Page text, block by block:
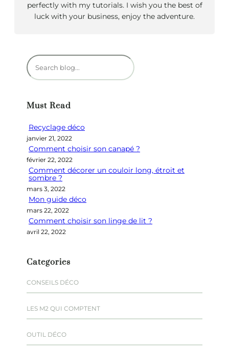
perfectly with my tutorials. I wish you the best of
luck with your business, enjoy the adventure.
R
e
e
c
h
e
Must Read
Recyclage déco
janvier 21, 2022
Comment choisir son canapé ?
février 22, 2022
Comment décorer un couloir long, étroit et
sombre ?
mars 3, 2022
Mon guide déco
mars 22, 2022
Comment choisir son linge de lit ?
avril 22, 2022
Categories
CONSEILS DÉCO
LES M2 QUI COMPTENT
OUTIL DÉCO